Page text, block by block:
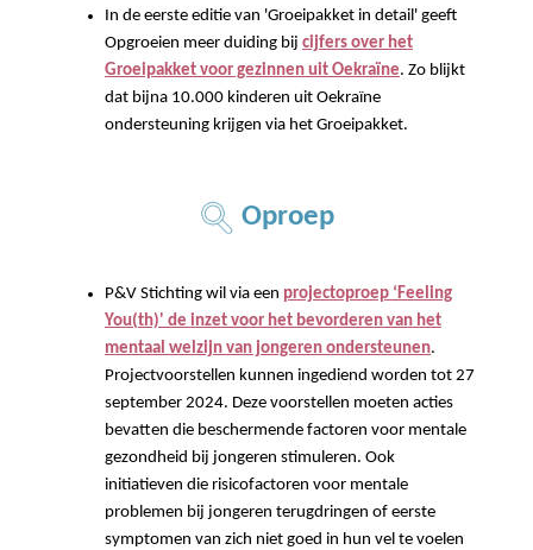
In de eerste editie van 'Groeipakket in detail' geeft
Opgroeien meer duiding bij cijfers over het
Groeipakket voor gezinnen uit Oekraïne. Zo blijkt
dat bijna 10.000 kinderen uit Oekraïne
ondersteuning krijgen via het Groeipakket.
Oproep
P&V Stichting wil via een projectoproep ‘Feeling
You(th)' de inzet voor het bevorderen van het
mentaal welzijn van jongeren ondersteunen.
Projectvoorstellen kunnen ingediend worden tot 27
september 2024. Deze voorstellen moeten acties
bevatten die beschermende factoren voor mentale
gezondheid bij jongeren stimuleren. Ook
initiatieven die risicofactoren voor mentale
problemen bij jongeren terugdringen of eerste
symptomen van zich niet goed in hun vel te voelen